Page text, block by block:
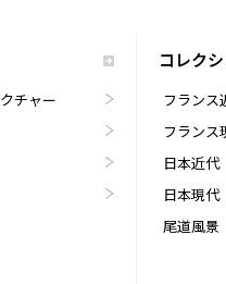
チャー
コレク
フランス
フランス
日本近代
日本現代
尾道風景